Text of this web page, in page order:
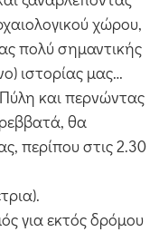
χώρου,
πολύ σημαντικής
ιστορίας μας…
και περνώντας
θα
περίπου στις 2.30
για εκτός δρόμου